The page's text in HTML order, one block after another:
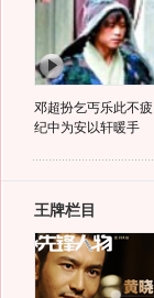
邓超扮乞丐乐此不
纪中为安以轩暖手
王牌栏目